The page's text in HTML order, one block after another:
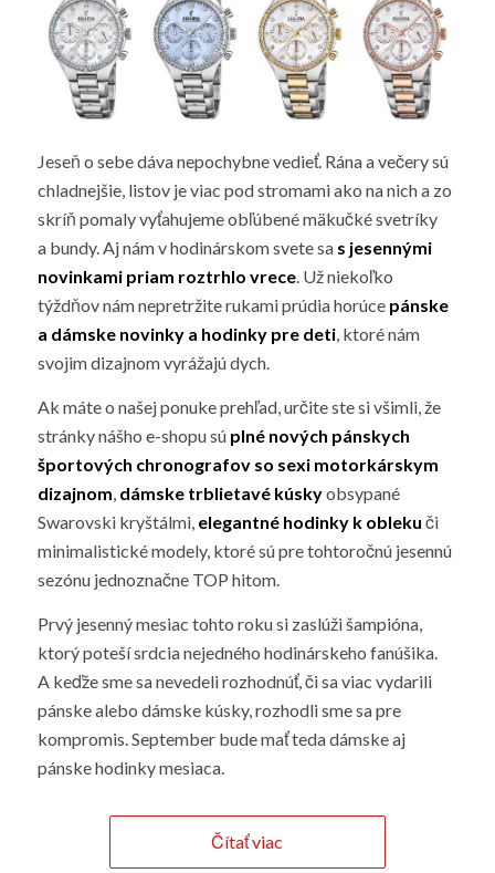
Jeseň o sebe dáva nepochybne vedieť. Rána a večery sú
chladnejšie, listov je viac pod stromami ako na nich a zo
skríň pomaly vyťahujeme obľúbené mäkučké svetríky
a bundy. Aj nám v hodinárskom svete sa s jesennými
novinkami priam roztrhlo vrece. Už niekoľko
týždňov nám nepretržite rukami prúdia horúce pánske
a dámske novinky a hodinky pre deti, ktoré nám
svojim dizajnom vyrážajú dych.
Ak máte o našej ponuke prehľad, určite ste si všimli, že
stránky nášho e-shopu sú plné nových pánskych
športových chronografov so sexi motorkárskym
dizajnom, dámske trblietavé kúskyobsypané
Swarovski kryštálmi, elegantné hodinky k obleku či
minimalistické modely, ktoré sú pre tohtoročnú jesennú
sezónu jednoznačne TOP hitom.
Prvý jesenný mesiac tohto roku si zaslúži šampióna,
ktorý poteší srdcia nejedného hodinárskeho fanúšika.
A keďže sme sa nevedeli rozhodnúť, či sa viac vydarili
pánske alebo dámske kúsky, rozhodli sme sa pre
kompromis. September bude mať teda dámske aj
pánske hodinky mesiaca.
Čítať viac